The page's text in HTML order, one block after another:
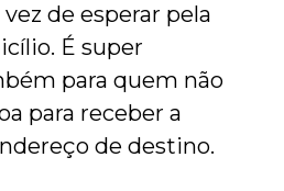
de esperar pela
É super
para quem não
para receber a
de destino.